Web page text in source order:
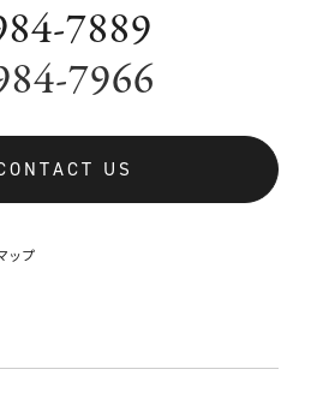
7889
7966
US
ップ